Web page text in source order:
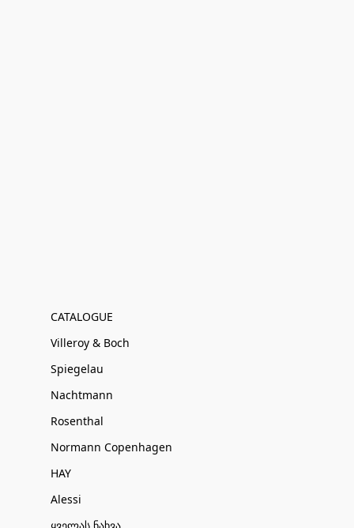
CATALOGUE
Villeroy & Boch
Spiegelau
Nachtmann
Rosenthal
Normann Copenhagen
HAY
Alessi